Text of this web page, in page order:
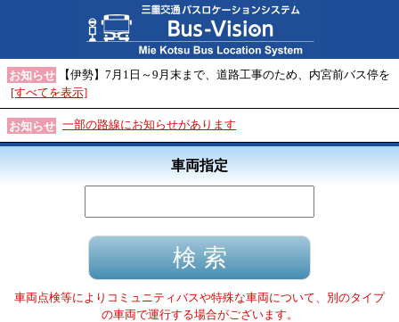
お知らせ
【伊勢】7月1日～9月末まで、道路工事のため、内宮前バス停を
[すべてを表示]
お知らせ 一部の路線にお知らせがあります
車両指定
車両点検等によりコミュニティバスや特殊な車両について、別のタイプ
の車両で運行する場合がございます。